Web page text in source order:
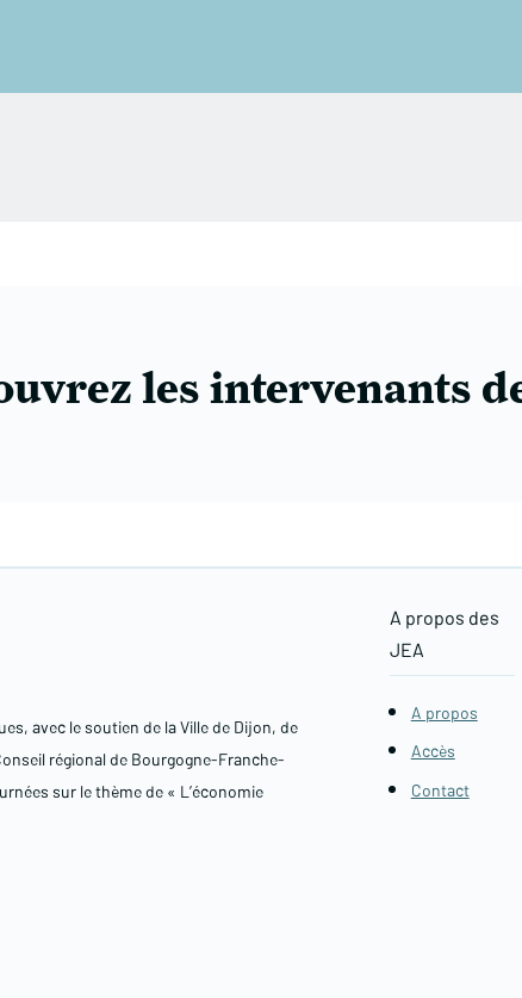
les intervenants
avec le soutien de la Ville de Dijon, de
régional de Bourgogne-Franche-
sur le thème de « L’économie
A propos des
JEA
A propos
Accès
Contact